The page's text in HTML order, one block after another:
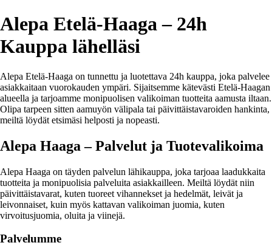
Alepa Etelä-Haaga – 24h
Kauppa lähelläsi
Alepa Etelä-Haaga on tunnettu ja luotettava 24h kauppa, joka palvelee
asiakkaitaan vuorokauden ympäri. Sijaitsemme kätevästi Etelä-Haagan
alueella ja tarjoamme monipuolisen valikoiman tuotteita aamusta iltaan.
Olipa tarpeen sitten aamuyön välipala tai päivittäistavaroiden hankinta,
meiltä löydät etsimäsi helposti ja nopeasti.
Alepa Haaga – Palvelut ja Tuotevalikoima
Alepa Haaga on täyden palvelun lähikauppa, joka tarjoaa laadukkaita
tuotteita ja monipuolisia palveluita asiakkailleen. Meiltä löydät niin
päivittäistavarat, kuten tuoreet vihannekset ja hedelmät, leivät ja
leivonnaiset, kuin myös kattavan valikoiman juomia, kuten
virvoitusjuomia, oluita ja viinejä.
Palvelumme